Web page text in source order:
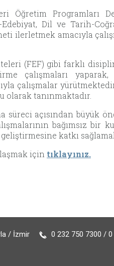
Öğretim Programları
Dil ve Tarih-
ilerletmek amacıyla
(FEF) gibi farklı
çalışmaları yaparak,
çalışmalar
olarak tanınmaktadır.
açısından büyük
bağımsız bir
katkı
için tıklayınız.
/ İzmir 0 232 750 7300 /